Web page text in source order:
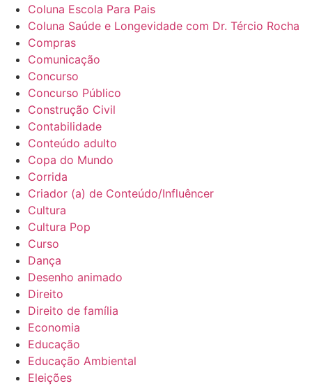
Coluna Escola Para Pais
Coluna Saúde e Longevidade com Dr. Tércio Rocha
Compras
Comunicação
Concurso
Concurso Público
Construção Civil
Contabilidade
Conteúdo adulto
Copa do Mundo
Corrida
Criador (a) de Conteúdo/Influêncer
Cultura
Cultura Pop
Curso
Dança
Desenho animado
Direito
Direito de família
Economia
Educação
Educação Ambiental
Eleições